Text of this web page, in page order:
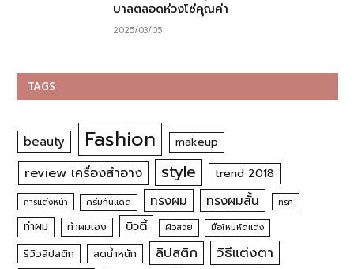
บาลตลอดห่วงโซ่คุณค่า
2025/03/05
TAGS
beauty Fashion makeup
review เครื่องสำอาง style trend 2018
การแต่งหน้า ครีมกันแดด ทรงผม ทรงผมสั้น ทริค
ทำผม ทำผมเอง บิวตี้ ผิวสวย มือใหม่หัดแต่ง
รีวิวลิปสติก ลดน้ำหนัก ลิปสติก
วิธีแต่งตา